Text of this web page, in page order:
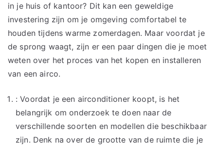
in je huis of kantoor? Dit kan een geweldige
investering zijn om je omgeving comfortabel te
houden tijdens warme zomerdagen. Maar voordat je
de sprong waagt, zijn er een paar dingen die je moet
weten over het proces van het kopen en installeren
van een airco.
: Voordat je een airconditioner koopt, is het
belangrijk om onderzoek te doen naar de
verschillende soorten en modellen die beschikbaar
zijn. Denk na over de grootte van de ruimte die je